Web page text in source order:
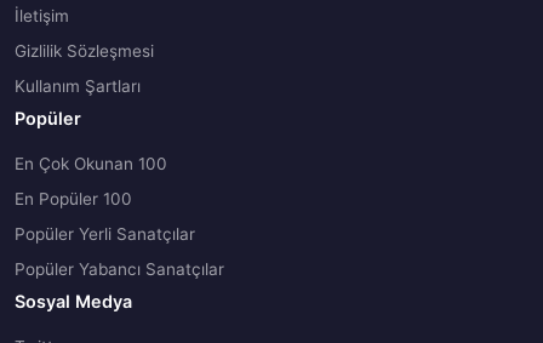
İletişim
Gizlilik Sözleşmesi
Kullanım Şartları
Popüler
En Çok Okunan 100
En Popüler 100
Popüler Yerli Sanatçılar
Popüler Yabancı Sanatçılar
Sosyal Medya